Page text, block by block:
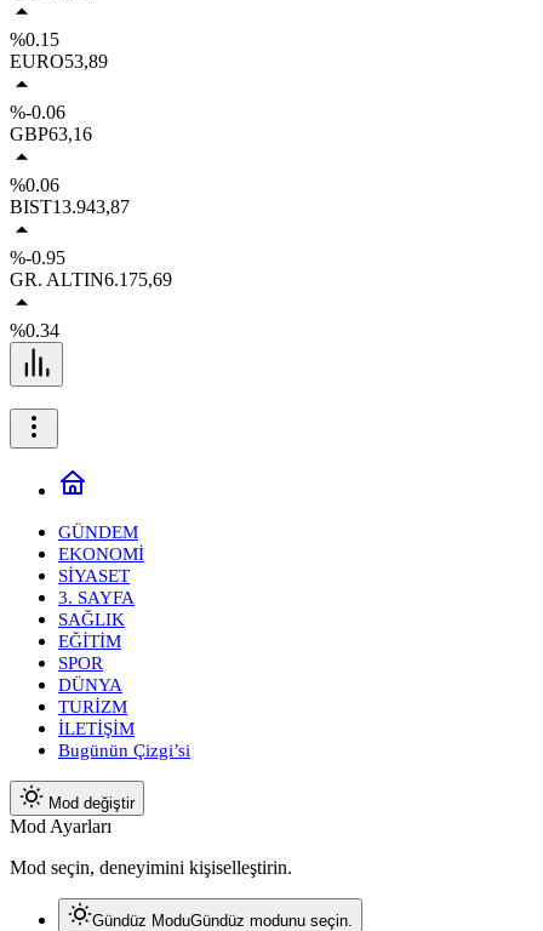
%0.15
EURO53,89
%-0.06
GBP63,16
%0.06
BIST13.943,87
%-0.95
GR. ALTIN6.175,69
%0.34
GÜNDEM
EKONOMİ
SİYASET
3. SAYFA
SAĞLIK
EĞİTİM
SPOR
DÜNYA
TURİZM
İLETİŞİM
Bugünün Çizgi’si
Mod değiştir
Mod Ayarları
Mod seçin, deneyimini kişiselleştirin.
Gündüz ModuGündüz modunu seçin.